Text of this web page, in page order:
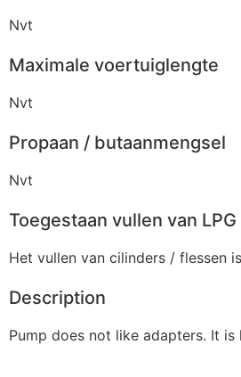
Nvt
Maximale voertuiglengte
Nvt
Propaan / butaanmengsel
Nvt
Toegestaan vullen van LPG
Het vullen van cilinders / flessen
Description
Pump does not like adapters. It is